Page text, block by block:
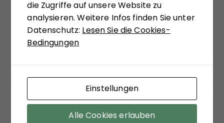
r
NEUSTE ARTIKEL
die Zugriffe auf unsere Website zu
analysieren. Weitere Infos finden Sie unter
Datenschutz: Lesen Sie die Cookies-
Bedingungen
Einstellungen
Alle Cookies erlauben